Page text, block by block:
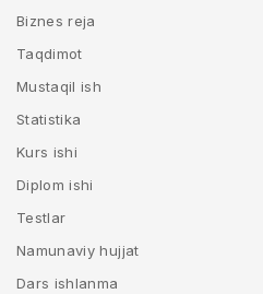
Biznes reja
Taqdimot
Mustaqil ish
Statistika
Kurs ishi
Diplom ishi
Testlar
Namunaviy hujjat
Dars ishlanma